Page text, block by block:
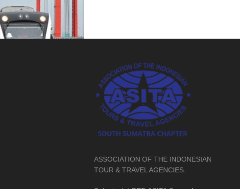
ASSOCIATION OF THE INDONESIAN
TOUR & TRAVEL AGENCIES.